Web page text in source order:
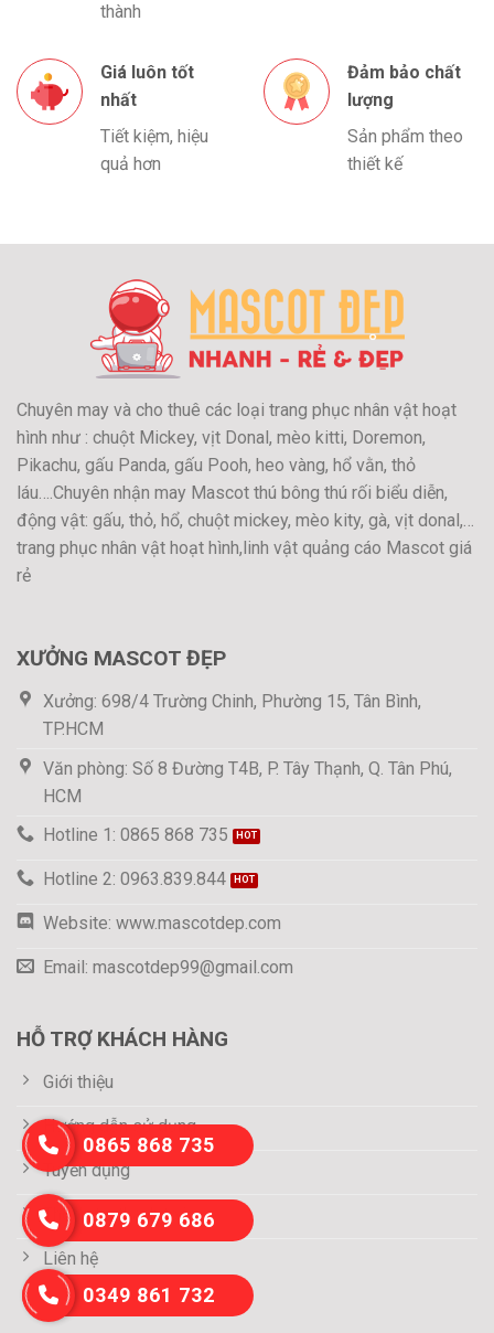
thành
Giá luôn tốt
nhất
Tiết kiệm, hiệu
quả hơn
Đảm bảo chất
lượng
Sản phẩm theo
thiết kế
Chuyên may và cho thuê các loại trang phục nhân vật hoạt
hình như : chuột Mickey, vịt Donal, mèo kitti, Doremon,
Pikachu, gấu Panda, gấu Pooh, heo vàng, hổ vằn, thỏ
láu….Chuyên nhận may Mascot thú bông thú rối biểu diễn,
động vật: gấu, thỏ, hổ, chuột mickey, mèo kity, gà, vịt donal,…
trang phục nhân vật hoạt hình,linh vật quảng cáo Mascot giá
rẻ
XƯỞNG MASCOT ĐẸP
Xưởng: 698/4 Trường Chinh, Phường 15, Tân Bình,
TP.HCM
Văn phòng: Số 8 Đường T4B, P. Tây Thạnh, Q. Tân Phú,
HCM
Hotline 1: 0865 868 735
Hotline 2: 0963.839.844
Website: www.mascotdep.com
Email: mascotdep99@gmail.com
HỖ TRỢ KHÁCH HÀNG
Giới thiệu
Hướng dẫn sử dụng
Tuyển dụng
Thông tin thanh toán
Liên hệ
0865 868 735
0879 679 686
0349 861 732